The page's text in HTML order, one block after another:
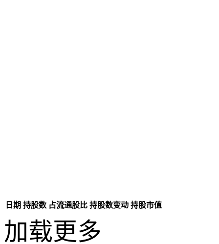
日期 持股数 占流通股比 持股数变动 持股市值
加载更多